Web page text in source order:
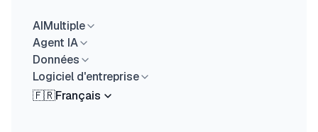
AIMultiple
Agent IA
Données
Logiciel d'entreprise
🇫🇷Français